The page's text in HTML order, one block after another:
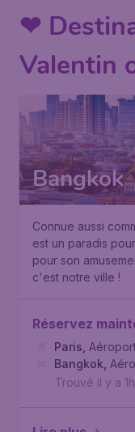
❤
Valentin
Bangkok
Connue aussi
est un paradis
pour son
c'est notre ville !
Réservez
Paris
Bangkok
Trouvé il y a 1h